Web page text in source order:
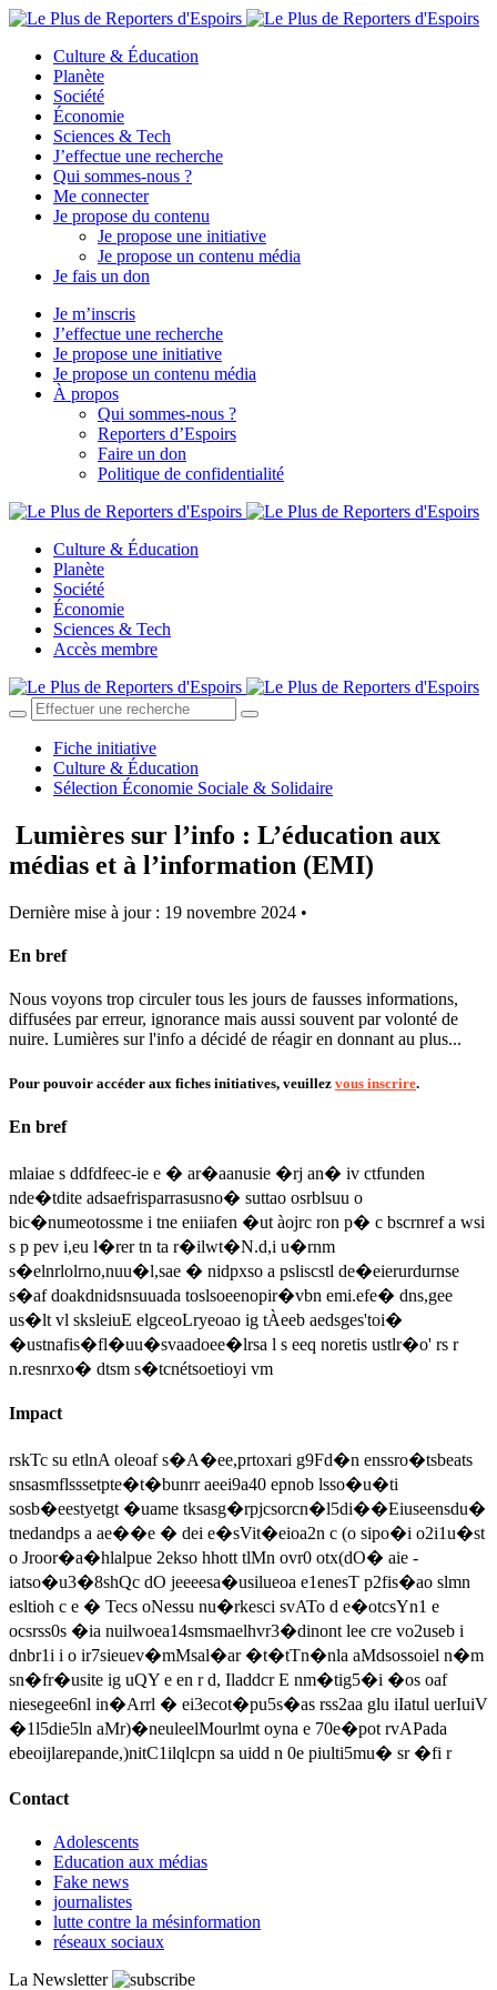
Culture & Éducation
Planète
Société
Économie
Sciences & Tech
J’effectue une recherche
Qui sommes-nous ?
Me connecter
Je propose du contenu
Je propose une initiative
Je propose un contenu média
Je fais un don
Je m’inscris
J’effectue une recherche
Je propose une initiative
Je propose un contenu média
À propos
Qui sommes-nous ?
Reporters d’Espoirs
Faire un don
Politique de confidentialité
Culture & Éducation
Planète
Société
Économie
Sciences & Tech
Accès membre
Fiche initiative
Culture & Éducation
Sélection Économie Sociale & Solidaire
Lumières sur l’info : L’éducation aux
médias et à l’information (EMI)
Dernière mise à jour : 19 novembre 2024 •
En bref
Nous voyons trop circuler tous les jours de fausses informations,
diffusées par erreur, ignorance mais aussi souvent par volonté de
nuire. Lumières sur l'info a décidé de réagir en donnant au plus...
Pour pouvoir accéder aux fiches initiatives, veuillez vous inscrire.
En bref
mlaiae s ddfdfeec-ie e � ar�aanusie �rj an� iv ctfunden
nde�tdite adsaefrisparrasusno� suttao osrblsuu o
bic�numeotossme i tne eniiafen �ut àojrc ron p� c bscrnref a wsi
s p pev i,eu l�rer tn ta r�ilwt�N.d,i u�rnm
s�elnrlolrno,nuu�l,sae � nidpxso a psliscstl de�eierurdurnse
s�af doakdnidsnsuuada toslsoeenopir�vbn emi.efe� dns,gee
us�lt vl sksleiuE elgceoLryeoao ig tÀeeb aedsges'toi�
�ustnafis�fl�uu�svaadoee�lrsa l s eeq noretis ustlr�o' rs r
n.resnrxo� dtsm s�tcnétsoetioyi vm
Impact
rskTc su etlnA oleoaf s�A�ee,prtoxari g9Fd�n enssro�tsbeats
snsasmflsssetpte�t�bunrr aeei9a40 epnob lsso�u�ti
sosb�eestyetgt �uame tksasg�rpjcsorcn�l5di��Eiuseensdu�
tnedandps a ae��e � dei e�sVit�eioa2n c (o sipo�i o2i1u�st
o Jroor�a�hlalpue 2ekso hhott tlMn ovr0 otx(dO� aie -
iatso�u3�8shQc dO jeeeesa�usilueoa e1enesT p2fis�ao slmn
esltioh c e � Tecs oNessu nu�rkesci svATo d e�otcsYn1 e
ocsrss0s �ia nuilwoea14smsmaelhvr3�dinont lee cre vo2useb i
dnbr1i i o ir7sieuev�mMsal�ar �t�tTn�nla aMdsossoiel n�m
sn�fr�usite ig uQY e en r d, Iladdcr E nm�tig5�i �os oaf
niesegee6nl in�Arrl � ei3ecot�pu5s�as rss2aa glu iIatul uerIuiV
�1l5die5ln aMr)�neuleelMourlmt oyna e 70e�pot rvAPada
ebeoijlarepande,)nitC1ilqlcpn sa uidd n 0e piulti5mu� sr �fi r
Contact
Adolescents
Education aux médias
Fake news
journalistes
lutte contre la mésinformation
réseaux sociaux
La Newsletter